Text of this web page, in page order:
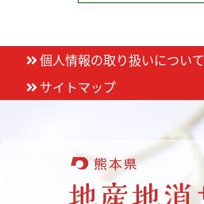
個人情報の取り扱いについて
サイトマップ